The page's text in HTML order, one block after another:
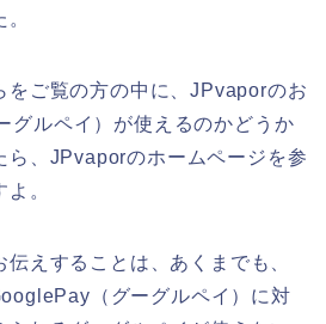
をご覧の方の中に、JPvaporのお
グルペイ）が使えるのかどうか
ら、JPvaporのホームページを参
。
えすることは、あくまでも、
（グーグルペイ）に対